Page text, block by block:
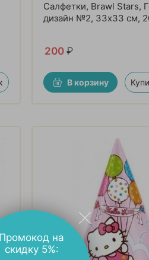
Салфетки, Brawl Stars,
дизайн №2, 33х33 см,
200 ₽
В корзину
Промокод на
скидку 5%: